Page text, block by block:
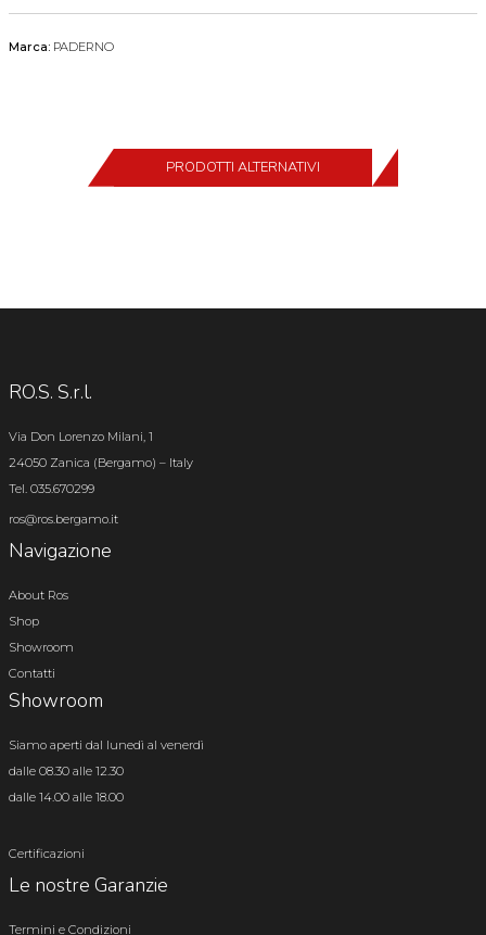
Marca: PADERNO
PRODOTTI ALTERNATIVI
RO.S. S.r.l.
Via Don Lorenzo Milani, 1
24050 Zanica (Bergamo) – Italy
Tel. 035.670299
ros@ros.bergamo.it
Navigazione
About Ros
Shop
Showroom
Contatti
Showroom
Siamo aperti dal lunedì al venerdì
dalle 08.30 alle 12.30
dalle 14.00 alle 18.00
Certificazioni
Le nostre Garanzie
Termini e Condizioni